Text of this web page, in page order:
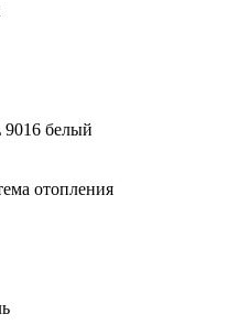
белый
отопления